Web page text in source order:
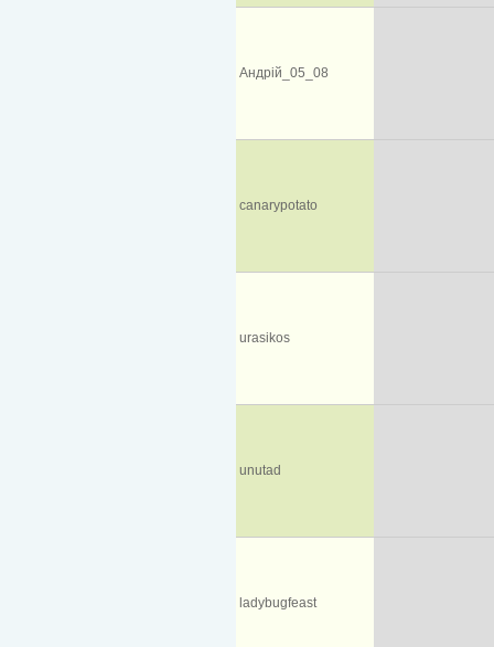
Андрій_05_08
canarypotato
urasikos
unutad
ladybugfeast